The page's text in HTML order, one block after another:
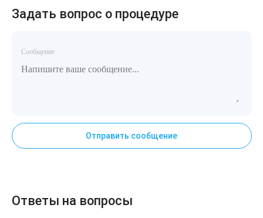
Задать вопрос о процедуре
Сообщение
Отправить сообщение
Ответы на вопросы